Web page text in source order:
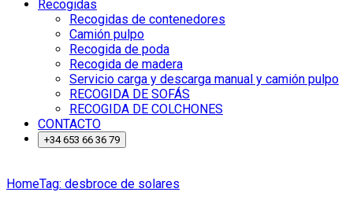
Recogidas
Recogidas de contenedores
Camión pulpo
Recogida de poda
Recogida de madera
Servicio carga y descarga manual y camión pulpo
RECOGIDA DE SOFÁS
RECOGIDA DE COLCHONES
CONTACTO
+34 653 66 36 79
HomeTag: desbroce de solares